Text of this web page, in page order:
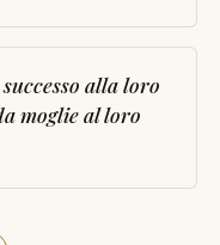
alla loro
moglie al loro